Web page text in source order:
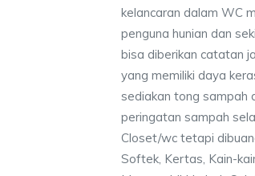
kelancaran dalam WC
penguna hunian dan
bisa diberikan catatan
yang memiliki daya
sediakan tong sampah
peringatan sampah
Closet/wc tetapi
Softek, Kertas, Kain-